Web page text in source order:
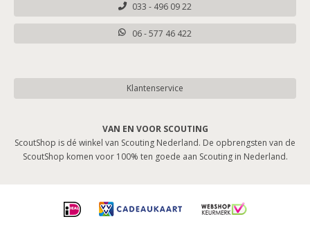
033 - 496 09 22
06 - 577 46 422
Klantenservice
VAN EN VOOR SCOUTING
ScoutShop is dé winkel van Scouting Nederland. De opbrengsten van de
ScoutShop komen voor 100% ten goede aan Scouting in Nederland.